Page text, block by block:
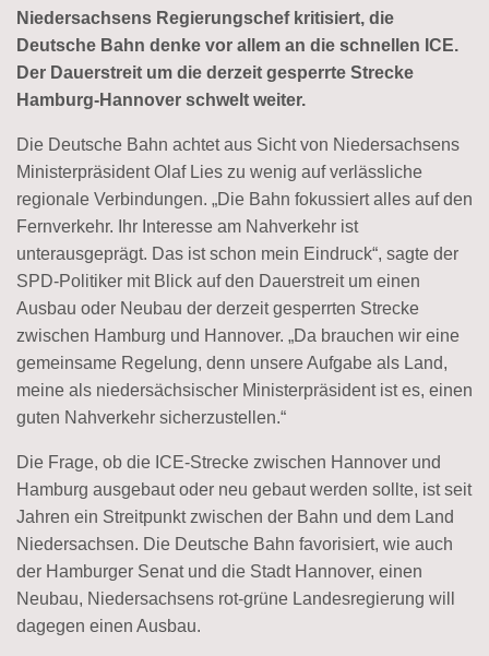
Niedersachsens Regierungschef kritisiert, die
Deutsche Bahn denke vor allem an die schnellen ICE.
Der Dauerstreit um die derzeit gesperrte Strecke
Hamburg-Hannover schwelt weiter.
Die Deutsche Bahn achtet aus Sicht von Niedersachsens
Ministerpräsident Olaf Lies zu wenig auf verlässliche
regionale Verbindungen. „Die Bahn fokussiert alles auf den
Fernverkehr. Ihr Interesse am Nahverkehr ist
unterausgeprägt. Das ist schon mein Eindruck“, sagte der
SPD-Politiker mit Blick auf den Dauerstreit um einen
Ausbau oder Neubau der derzeit gesperrten Strecke
zwischen Hamburg und Hannover. „Da brauchen wir eine
gemeinsame Regelung, denn unsere Aufgabe als Land,
meine als niedersächsischer Ministerpräsident ist es, einen
guten Nahverkehr sicherzustellen.“
Die Frage, ob die ICE-Strecke zwischen Hannover und
Hamburg ausgebaut oder neu gebaut werden sollte, ist seit
Jahren ein Streitpunkt zwischen der Bahn und dem Land
Niedersachsen. Die Deutsche Bahn favorisiert, wie auch
der Hamburger Senat und die Stadt Hannover, einen
Neubau, Niedersachsens rot-grüne Landesregierung will
dagegen einen Ausbau.